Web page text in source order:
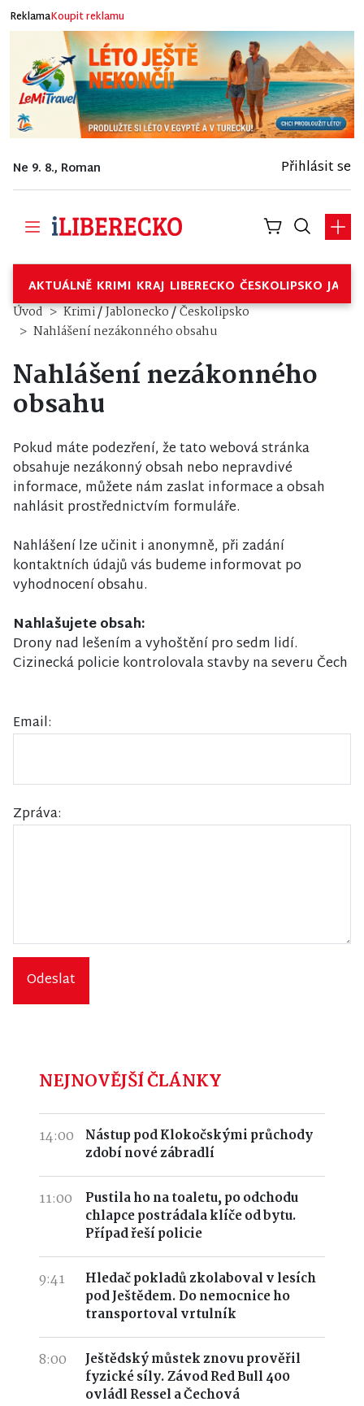
ReklamaKoupit reklamu
Ne 9. 8., Roman Přihlásit se
AKTUÁLNĚ KRIMI KRAJ LIBERECKO ČESKOLIPSKO
Úvod Krimi/Jablonecko/Českolipsko
Nahlášení nezákonného obsahu
Nahlášení nezákonného
obsahu
Pokud máte podezření, že tato webová stránka
obsahuje nezákonný obsah nebo nepravdivé
informace, můžete nám zaslat informace a obsah
nahlásit prostřednictvím formuláře.
Nahlášení lze učinit i anonymně, při zadání
kontaktních údajů vás budeme informovat po
vyhodnocení obsahu.
Nahlašujete obsah:
Drony nad lešením a vyhoštění pro sedm lidí.
Cizinecká policie kontrolovala stavby na severu Čech
Email:
Zpráva:
Odeslat
NEJNOVĚJŠÍ ČLÁNKY
14:00
Nástup pod Klokočskými průchody
zdobí nové zábradlí
11:00
Pustila ho na toaletu, po odchodu
chlapce postrádala klíče od bytu.
Případ řeší policie
9:41
Hledač pokladů zkolaboval v lesích
pod Ještědem. Do nemocnice ho
transportoval vrtulník
8:00
Ještědský můstek znovu prověřil
fyzické síly. Závod Red Bull 400
ovládl Ressel a Čechová